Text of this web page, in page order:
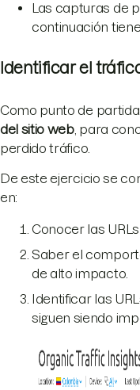
Las capturas de
continuación
Identificar el
Como punto de partida,
del sitio web, para
perdido tráfico.
De este ejercicio se
en:
Conocer las
Saber el
de alto impacto.
Identificar las
siguen siendo